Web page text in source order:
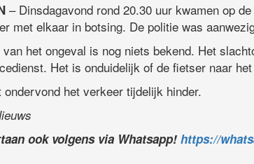
– Dinsdagavond rond 20.30 uur kwamen op
met elkaar in botsing. De politie was
het ongeval is nog niets bekend. Het
Het is onduidelijk of de fietser naar
ondervond het verkeer tijdelijk hinder.
ook volgens via Whatsapp! https://